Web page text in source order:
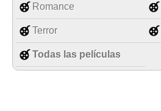
Romance
Terror
Todas las películas